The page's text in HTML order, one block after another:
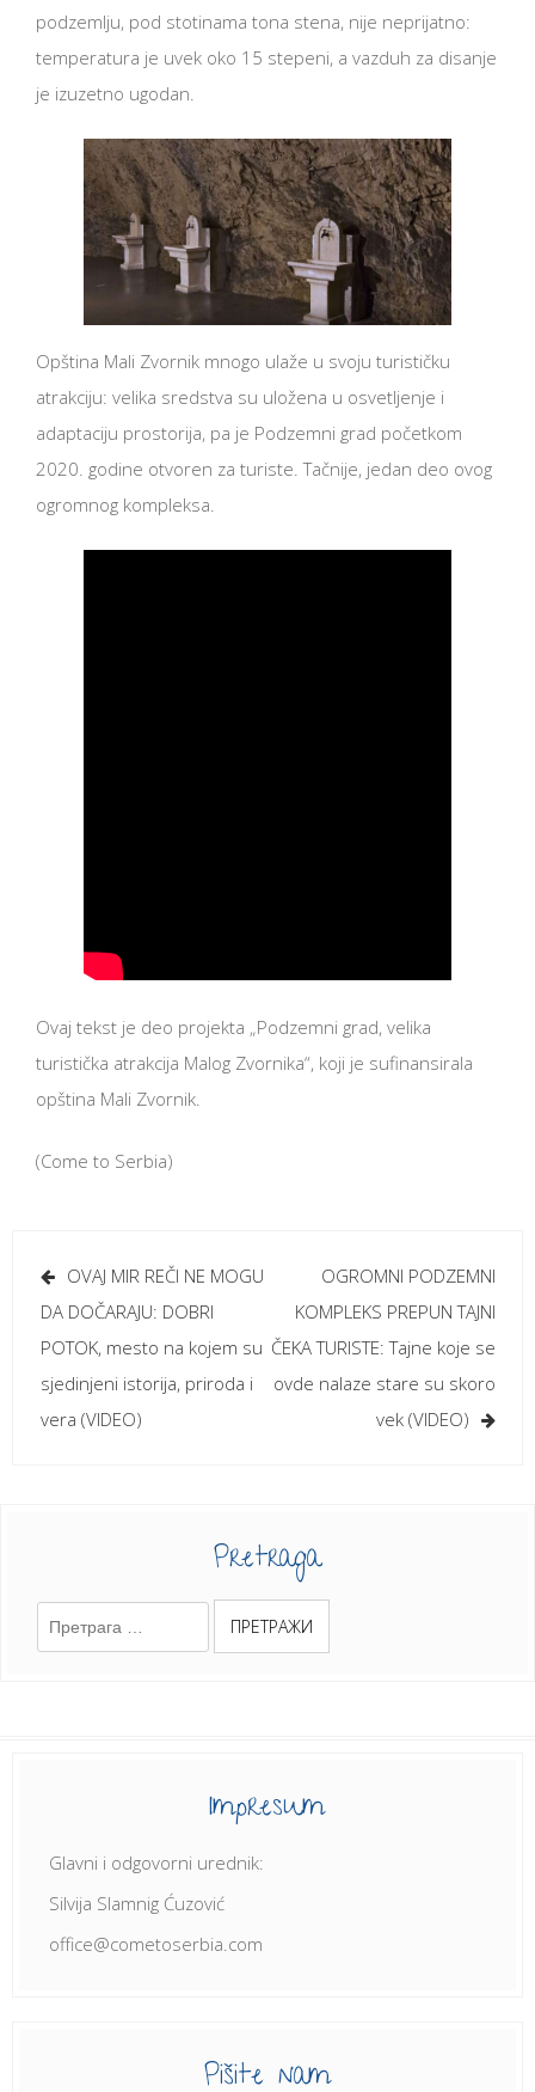
podzemlju, pod stotinama tona stena, nije neprijatno:
temperatura je uvek oko 15 stepeni, a vazduh za disanje
je izuzetno ugodan.
Opština Mali Zvornik mnogo ulaže u svoju turističku
atrakciju: velika sredstva su uložena u osvetljenje i
adaptaciju prostorija, pa je Podzemni grad početkom
2020. godine otvoren za turiste. Tačnije, jedan deo ovog
ogromnog kompleksa.
Ovaj tekst je deo projekta „Podzemni grad, velika
turistička atrakcija Malog Zvornika“, koji je sufinansirala
opština Mali Zvornik.
(Come to Serbia)
Кретање
чланка
OVAJ MIR REČI NE MOGU
DA DOČARAJU: DOBRI
POTOK, mesto na kojem su
sjedinjeni istorija, priroda i
vera (VIDEO)
OGROMNI PODZEMNI
KOMPLEKS PREPUN TAJNI
ČEKA TURISTE: Tajne koje se
ovde nalaze stare su skoro
vek (VIDEO)
Pretraga
Impresum
Glavni i odgovorni urednik:
Silvija Slamnig Ćuzović
office@cometoserbia.com
Pišite nam